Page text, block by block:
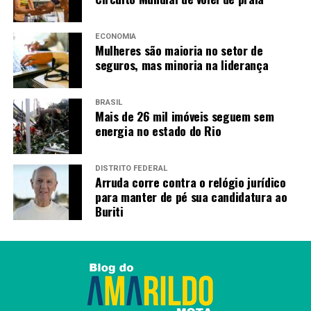
ECONOMIA
Mulheres são maioria no setor de
seguros, mas minoria na liderança
BRASIL
Mais de 26 mil imóveis seguem sem
energia no estado do Rio
DISTRITO FEDERAL
Arruda corre contra o relógio jurídico
para manter de pé sua candidatura ao
Buriti